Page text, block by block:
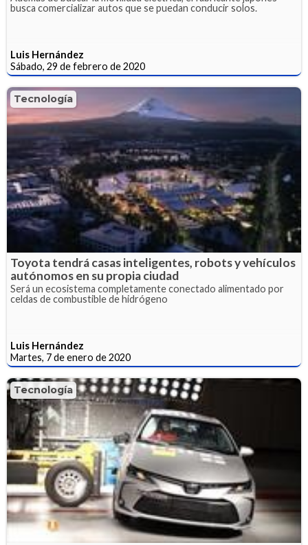
busca comercializar autos que se puedan conducir solos.
Luis Hernández
Sábado, 29 de febrero de 2020
Tecnología
Toyota tendrá casas inteligentes, robots y vehículos
autónomos en su propia ciudad
Será un ecosistema completamente conectado alimentado por
celdas de combustible de hidrógeno
Luis Hernández
Martes, 7 de enero de 2020
Tecnología